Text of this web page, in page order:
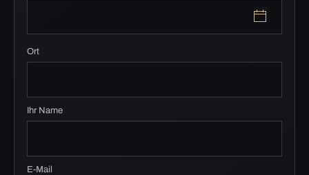
Ort
Ihr Name
E-Mail